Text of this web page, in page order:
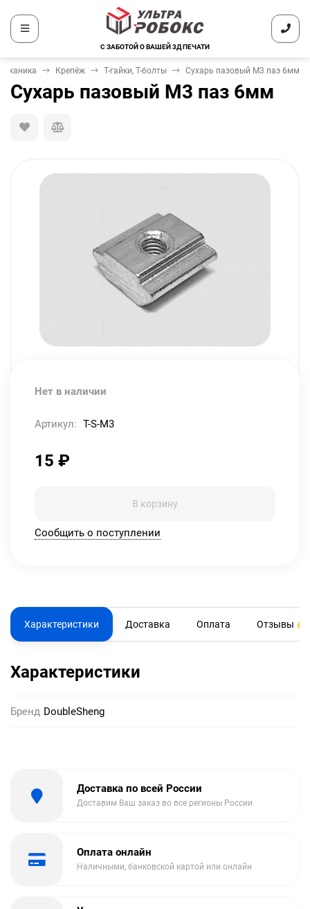
С ЗАБОТОЙ О ВАШЕЙ 3Д ПЕЧАТИ
Крепёж Т-гайки, Т-болты Сухарь пазовый М3 паз 6мм
Сухарь пазовый М3 паз 6мм
Нет в наличии
Артикул: T-S-M3
15 ₽
В корзину
Сообщить о поступлении
Характеристики Доставка Оплата Отзывы
Характеристики
Бренд DoubleSheng
Доставка по всей России
Доставим Ваш заказ во все регионы России
Оплата онлайн
Наличными, банковской картой или онлайн